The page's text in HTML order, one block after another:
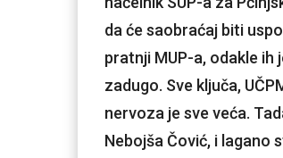
da će saobraćaj biti
pratnji MUP-a, odakle ih
zadugo. Sve ključa,
nervoza je sve veća.
Nebojša Čović, i lagano